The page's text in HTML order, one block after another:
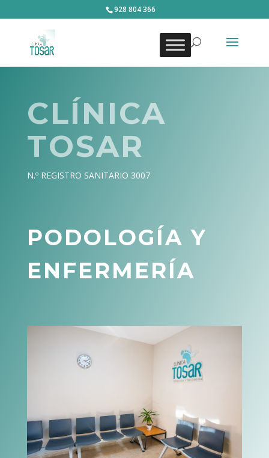
928 804 366
CLÍNICA
TOSAR
N.º REGISTRO SANITARIO 3007
PODOLOGÍA Y
ENFERMERÍA